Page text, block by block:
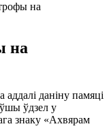
на
на
аддалі даніну памяці
ўдзел у
знаку «Ахвярам